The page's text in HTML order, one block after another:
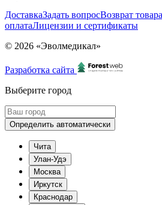
ДоставкаЗадать вопросВозврат товара
оплатаЛицензии и сертификаты
© 2026 «Эволмедикал»
Разработка сайта
Выберите город
Определить автоматически
Чита
Улан-Удэ
Москва
Иркутск
Краснодар